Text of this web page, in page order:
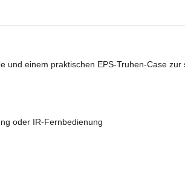
und einem praktischen EPS-Truhen-Case
oder IR-Fernbedienung